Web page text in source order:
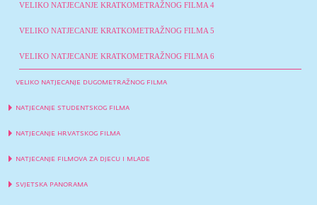
VELIKO NATJECANJE KRATKOMETRAŽNOG FILMA 4
VELIKO NATJECANJE KRATKOMETRAŽNOG FILMA 5
VELIKO NATJECANJE KRATKOMETRAŽNOG FILMA 6
veliko natjecanje dugometražnog filma
natjecanje studentskog filma
natjecanje hrvatskog filma
natjecanje filmova za djecu i mlade
svjetska panorama